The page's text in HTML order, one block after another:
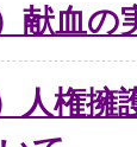
献血の
人権擁